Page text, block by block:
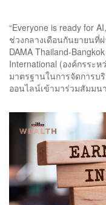
“Everyone is ready for
ช่วงกลางเดือนกันยายนที่
DAMA Thailand-
International (องค์กรระ
มาตรฐานในการจัดการบ
ออนไลน์เข้ามาร่วมสัมม